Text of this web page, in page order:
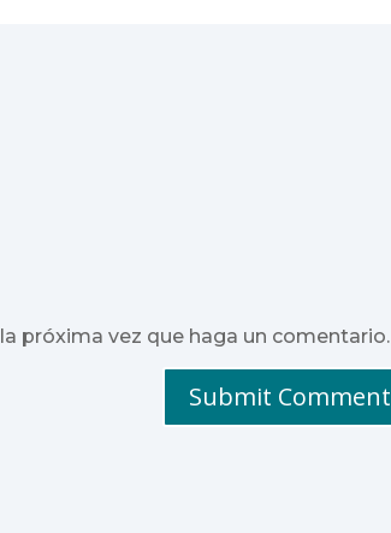
próxima vez que haga un comentario.
Submit Comment